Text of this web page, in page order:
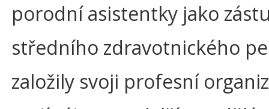
porodní asistentky jako
středního zdravotnického
založily svoji profesní